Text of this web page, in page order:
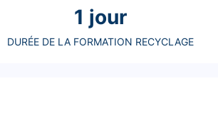
1 jour
DURÉE DE LA FORMATION RECYCLAGE